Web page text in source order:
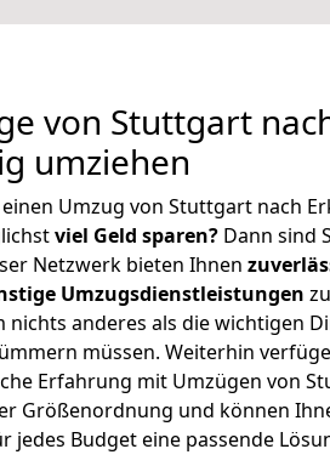
von Stuttgart
umziehen
Umzug von Stuttgart nach
viel Geld sparen? Dann sind
Netzwerk bieten Ihnen
Umzugsdienstleistungen
nichts anderes als die wichtigen
müssen. Weiterhin
Erfahrung mit Umzügen von
Größenordnung und können
jedes Budget eine passende